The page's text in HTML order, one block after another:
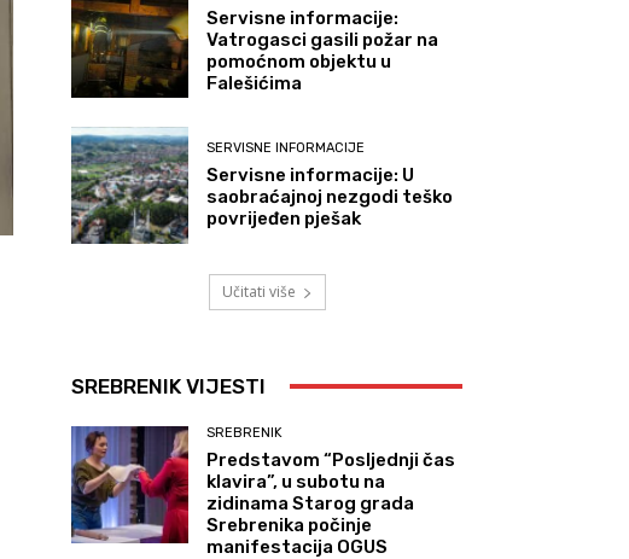
Servisne informacije:
Vatrogasci gasili požar na
pomoćnom objektu u
Falešićima
SERVISNE INFORMACIJE
Servisne informacije: U
saobraćajnoj nezgodi teško
povrijeđen pješak
Učitati više
SREBRENIK VIJESTI
SREBRENIK
Predstavom “Posljednji čas
klavira”, u subotu na
zidinama Starog grada
Srebrenika počinje
manifestacija OGUS